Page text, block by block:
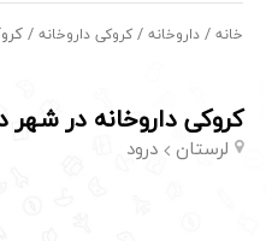
خانه /داروخانه /کروکی داروخانه /
کروکی داروخانه در شهر
لرستان درود